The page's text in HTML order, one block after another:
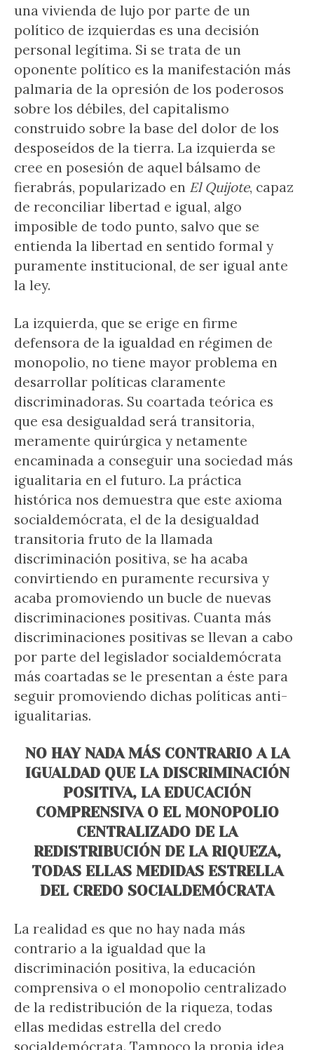
una vivienda de lujo por parte de un
político de izquierdas es una decisión
personal legítima. Si se trata de un
oponente político es la manifestación más
palmaria de la opresión de los poderosos
sobre los débiles, del capitalismo
construido sobre la base del dolor de los
desposeídos de la tierra. La izquierda se
cree en posesión de aquel bálsamo de
fierabrás, popularizado en El Quijote, capaz
de reconciliar libertad e igual, algo
imposible de todo punto, salvo que se
entienda la libertad en sentido formal y
puramente institucional, de ser igual ante
la ley.
La izquierda, que se erige en firme
defensora de la igualdad en régimen de
monopolio, no tiene mayor problema en
desarrollar políticas claramente
discriminadoras. Su coartada teórica es
que esa desigualdad será transitoria,
meramente quirúrgica y netamente
encaminada a conseguir una sociedad más
igualitaria en el futuro. La práctica
histórica nos demuestra que este axioma
socialdemócrata, el de la desigualdad
transitoria fruto de la llamada
discriminación positiva, se ha acaba
convirtiendo en puramente recursiva y
acaba promoviendo un bucle de nuevas
discriminaciones positivas. Cuanta más
discriminaciones positivas se llevan a cabo
por parte del legislador socialdemócrata
más coartadas se le presentan a éste para
seguir promoviendo dichas políticas anti-
igualitarias.
NO HAY NADA MÁS CONTRARIO A LA
IGUALDAD QUE LA DISCRIMINACIÓN
POSITIVA, LA EDUCACIÓN
COMPRENSIVA O EL MONOPOLIO
CENTRALIZADO DE LA
REDISTRIBUCIÓN DE LA RIQUEZA,
TODAS ELLAS MEDIDAS ESTRELLA
DEL CREDO SOCIALDEMÓCRATA
La realidad es que no hay nada más
contrario a la igualdad que la
discriminación positiva, la educación
comprensiva o el monopolio centralizado
de la redistribución de la riqueza, todas
ellas medidas estrella del credo
socialdemócrata. Tampoco la propia idea